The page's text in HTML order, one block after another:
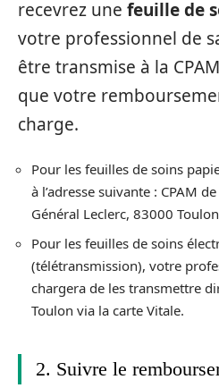
recevrez une feuille de
votre professionnel de
être transmise à la
que votre
charge.
Pour les feuilles de soins
à l’adresse suivante : CPAM
Général Leclerc, 83000
Pour les feuilles de soins
(télétransmission), votre
chargera de les transmettre
Toulon via la carte Vitale.
2. Suivre le